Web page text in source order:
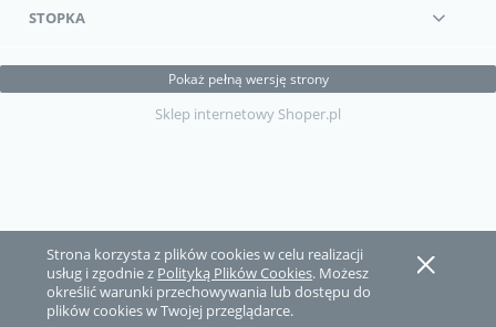
Strona korzysta z plików cookies w celu realizacji
usług i zgodnie z Polityką Plików Cookies. Możesz
określić warunki przechowywania lub dostępu do
plików cookies w Twojej przeglądarce.
STOPKA
Pokaż pełną wersję strony
Sklep internetowy Shoper.pl